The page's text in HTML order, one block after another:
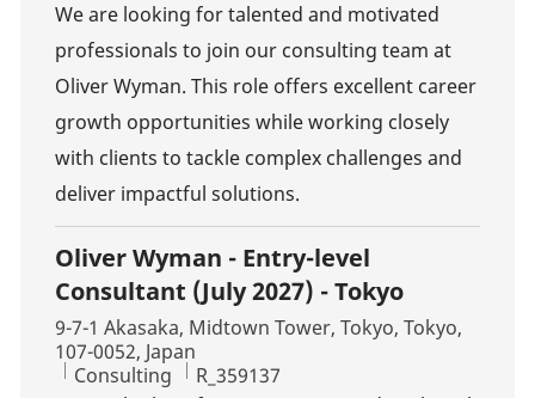
We are looking for talented and motivated
professionals to join our consulting team at
Oliver Wyman. This role offers excellent career
growth opportunities while working closely
with clients to tackle complex challenges and
deliver impactful solutions.
Oliver Wyman - Entry-level
Consultant (July 2027) - Tokyo
Location
9-7-1 Akasaka, Midtown Tower, Tokyo, Tokyo,
107-0052, Japan
Category
Consulting Job Id
R_359137